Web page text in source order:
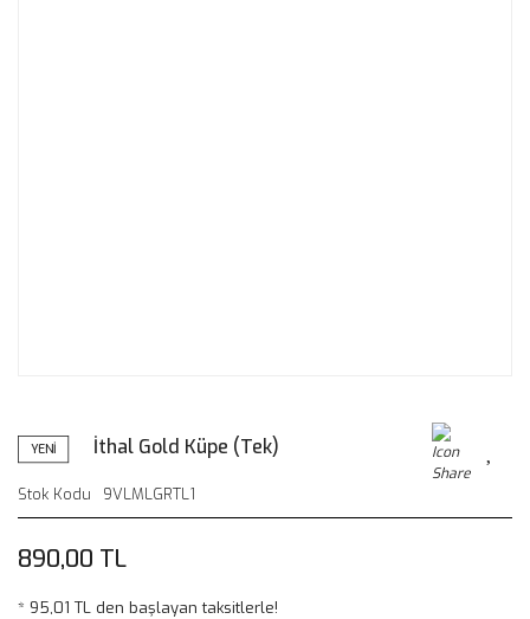
YENİ İthal Gold Küpe (Tek)
Stok Kodu 9VLMLGRTL1
890,00 TL
* 95,01 TL den başlayan taksitlerle!